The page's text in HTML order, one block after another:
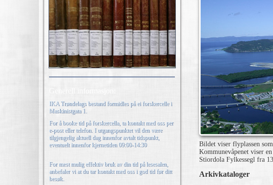
IKA Trøndelags bestand formidles på ei forskercelle i
Maskinistgata 1.
For å booke tid på forskercella, ta kontakt med oss per
e-post eller telefon. I utgangspunktet vil den være
tilgjengelig aktuell dag innenfor avtalt tidspunkt,
eventuelt innenfor kjernetiden 09:00-14:30
For mest mulig effektiv bruk av din tid på lesesalen,
anbefaler vi at du tar kontakt med oss i god tid før ditt
besøk.
Bildet viser flyplassen
Kommunevåpenet viser
Stiordola Fylkessegl fra
Arkivkataloger